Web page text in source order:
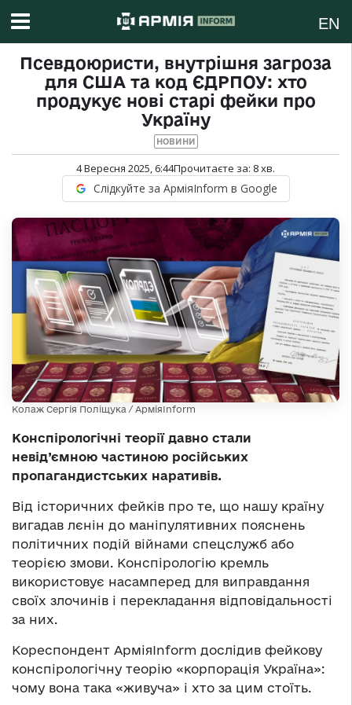
EN
Псевдоюристи, внутрішня загроза
для США та код ЄДРПОУ: хто
продукує нові старі фейки про
Україну
НОВИНИ
4 Вересня 2025, 6:44Прочитаєте за: 8хв.
Слідкуйте за АрміяInform в Google
Колаж Сергія Поліщука / АрміяInform
Конспірологічні теорії давно стали
невід’ємною частиною російських
пропагандистських наративів.
Від історичних фейків про те, що нашу країну
вигадав лєнін до маніпулятивних пояснень
політичних подій війнами спецслужб або
теорією змови. Конспірологію кремль
використовує насамперед для виправдання
своїх злочинів і перекладання відповідальності
за них.
Кореспондент АрміяInform дослідив фейкову
конспірологічну теорію «корпорація Україна»:
чому вона така «живуча» і хто за цим стоїть.